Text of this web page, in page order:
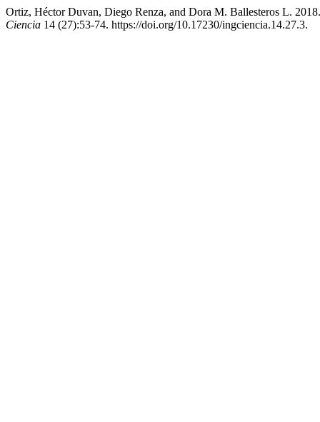
Ortiz, Héctor Duvan, Diego Renza, and Dora M. Ballesteros L.
Ciencia 14 (27):53-74. https://doi.org/10.17230/ingciencia.14.27.3.